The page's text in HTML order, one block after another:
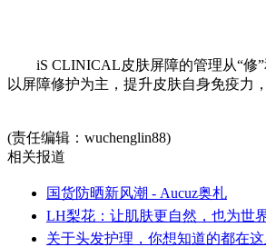
iS CLINICAL皮肤屏障的管理从“修”
以屏障修护为主，提升皮肤自身免疫力
(责任编辑：wuchenglin88)
相关报道
国货防晒新风潮 - Aucuz奥札
LH梨花：让肌肤更自然，也为世
关于头发护理，你想知道的都在